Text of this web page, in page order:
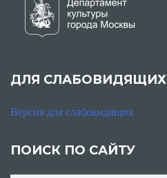
ДЛЯ СЛАБОВИДЯЩИХ
Версия для слабовидящих
ПОИСК ПО САЙТУ